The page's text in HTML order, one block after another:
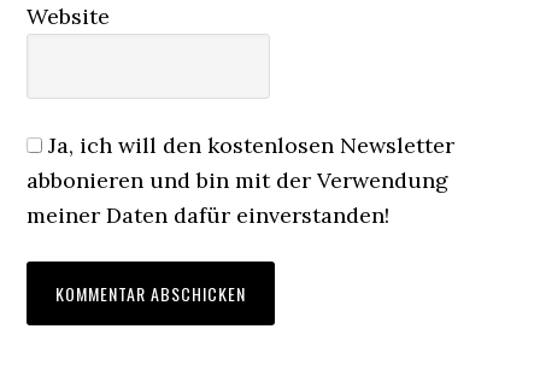
Website
Ja, ich will den kostenlosen Newsletter
abbonieren und bin mit der Verwendung
meiner Daten dafür einverstanden!